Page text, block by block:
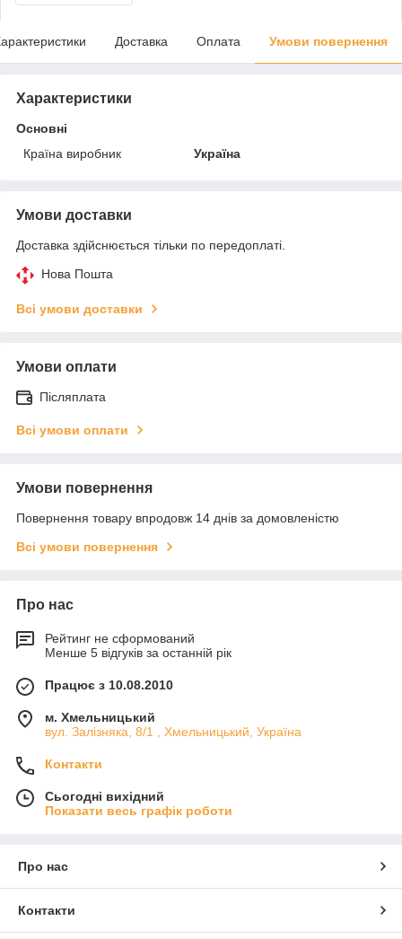
Доставка Оплата Умови повернення
Характеристики
Основні
Країна виробник
Україна
Умови доставки
Доставка здійснюється тільки по передоплаті.
Нова Пошта
Всі умови доставки
Умови оплати
Післяплата
Всі умови оплати
Умови повернення
Повернення товару впродовж 14 днів за домовленістю
Всі умови повернення
Про нас
Рейтинг не сформований
Менше 5 відгуків за останній рік
Працює з 10.08.2010
м. Хмельницький
вул. Залізняка, 8/1 , Хмельницький, Україна
Контакти
Сьогодні вихідний
Показати весь графік роботи
Про нас
Контакти